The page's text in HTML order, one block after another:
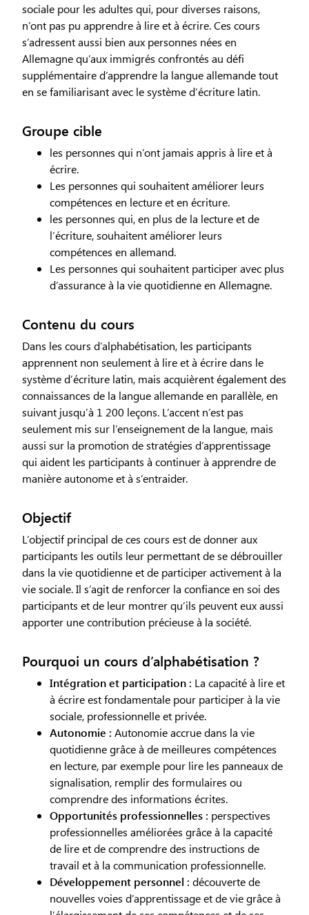
sociale pour les adultes qui, pour diverses raisons,
n’ont pas pu apprendre à lire et à écrire. Ces cours
s’adressent aussi bien aux personnes nées en
Allemagne qu’aux immigrés confrontés au défi
supplémentaire d’apprendre la langue allemande tout
en se familiarisant avec le système d’écriture latin.
Groupe cible
les personnes qui n’ont jamais appris à lire et à
écrire.
Les personnes qui souhaitent améliorer leurs
compétences en lecture et en écriture.
les personnes qui, en plus de la lecture et de
l’écriture, souhaitent améliorer leurs
compétences en allemand.
Les personnes qui souhaitent participer avec plus
d’assurance à la vie quotidienne en Allemagne.
Contenu du cours
Dans les cours d’alphabétisation, les participants
apprennent non seulement à lire et à écrire dans le
système d’écriture latin, mais acquièrent également des
connaissances de la langue allemande en parallèle, en
suivant jusqu’à 1 200 leçons. L’accent n’est pas
seulement mis sur l’enseignement de la langue, mais
aussi sur la promotion de stratégies d’apprentissage
qui aident les participants à continuer à apprendre de
manière autonome et à s’entraider.
Objectif
L’objectif principal de ces cours est de donner aux
participants les outils leur permettant de se débrouiller
dans la vie quotidienne et de participer activement à la
vie sociale. Il s’agit de renforcer la confiance en soi des
participants et de leur montrer qu’ils peuvent eux aussi
apporter une contribution précieuse à la société.
Pourquoi un cours d’alphabétisation ?
Intégration et participation : La capacité à lire et
à écrire est fondamentale pour participer à la vie
sociale, professionnelle et privée.
Autonomie : Autonomie accrue dans la vie
quotidienne grâce à de meilleures compétences
en lecture, par exemple pour lire les panneaux de
signalisation, remplir des formulaires ou
comprendre des informations écrites.
Opportunités professionnelles : perspectives
professionnelles améliorées grâce à la capacité
de lire et de comprendre des instructions de
travail et à la communication professionnelle.
Développement personnel : découverte de
nouvelles voies d’apprentissage et de vie grâce à